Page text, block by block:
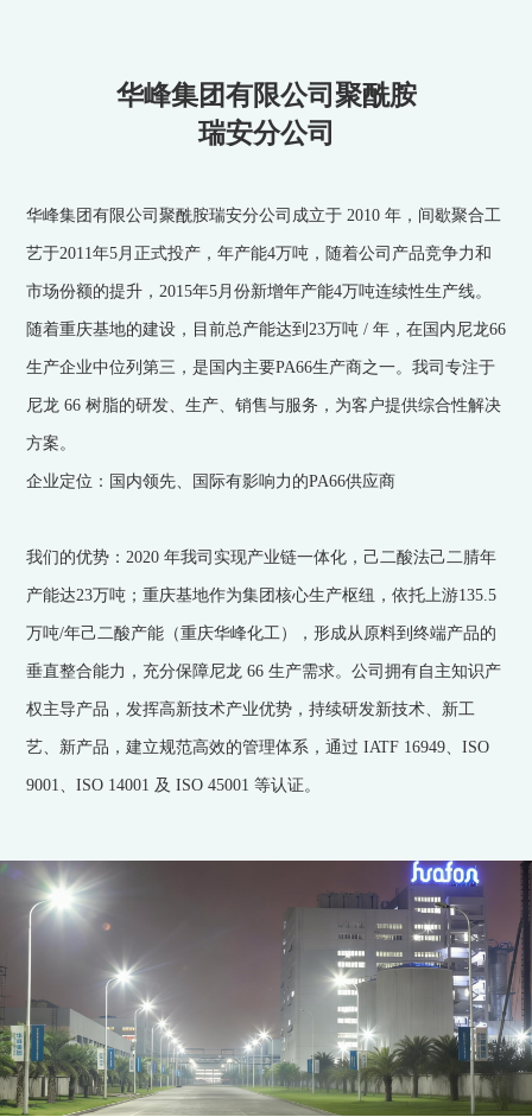
华峰集团有限公司聚酰胺
瑞安分公司
华峰集团有限公司聚酰胺瑞安分公司成立于 2010 年，间歇聚合工
艺于2011年5月正式投产，年产能4万吨，随着公司产品竞争力和
市场份额的提升，2015年5月份新增年产能4万吨连续性生产线。
随着重庆基地的建设，目前总产能达到23万吨 / 年，在国内尼龙66
生产企业中位列第三，是国内主要PA66生产商之一。我司专注于
尼龙 66 树脂的研发、生产、销售与服务，为客户提供综合性解决
方案。
企业定位：国内领先、国际有影响力的PA66供应商
我们的优势：2020 年我司实现产业链一体化，己二酸法己二腈年
产能达23万吨；重庆基地作为集团核心生产枢纽，依托上游135.5
万吨/年己二酸产能（重庆华峰化工），形成从原料到终端产品的
垂直整合能力，充分保障尼龙 66 生产需求。公司拥有自主知识产
权主导产品，发挥高新技术产业优势，持续研发新技术、新工
艺、新产品，建立规范高效的管理体系，通过 IATF 16949、ISO
9001、ISO 14001 及 ISO 45001 等认证。